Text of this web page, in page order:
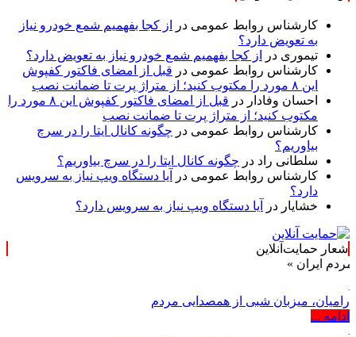
کارشناس روابط عمومی در
از کجا بفهمیم شمع خودرو نیاز
به تعویض دارد؟
تیموری در
از کجا بفهمیم شمع خودرو نیاز به تعویض دارد؟
کارشناس روابط عمومی در قبل از امضای فاکتور کفپوش
این ۸ مورد را مکتوب کنید؛ از متراژ پرت تا ضمانت نصب
احسان وفادار در
قبل از امضای فاکتور کفپوش این ۸ مورد را
مکتوب کنید؛ از متراژ پرت تا ضمانت نصب
کارشناس روابط عمومی در چگونه کانال ایتا را در سرچ
بیاوریم؟
سلطانی راد در چگونه کانال ایتا را در سرچ بیاوریم؟
کارشناس روابط عمومی در
آیا دستگاه ویپ نیاز به سرویس
دارد؟
خشایار در آیا دستگاه ویپ نیاز به سرویس دارد؟
شعار حمایت‌آنلاین
رامیان، میزبان شبی از همصدایی مردم
ادامه ...